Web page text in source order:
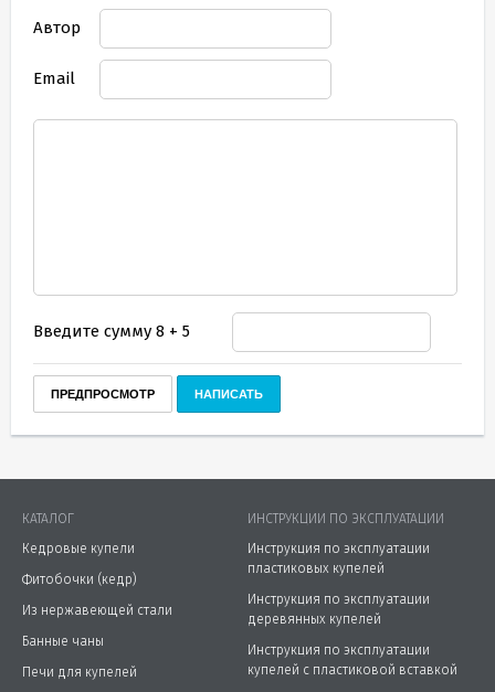
Автор
Email
Введите сумму 8 + 5
КАТАЛОГ
Кедровые купели
Фитобочки (кедр)
Из нержавеющей стали
Банные чаны
Печи для купелей
ИНСТРУКЦИИ ПО ЭКСПЛУАТАЦИИ
Инструкция по эксплуатации
пластиковых купелей
Инструкция по эксплуатации
деревянных купелей
Инструкция по эксплуатации
купелей с пластиковой вставкой